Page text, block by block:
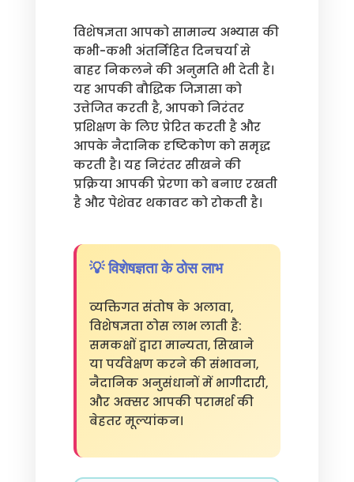
विशेषज्ञता आपको सामान्य अभ्यास की
कभी-कभी अंतर्निहित दिनचर्या से
बाहर निकलने की अनुमति भी देती है।
यह आपकी बौद्धिक जिज्ञासा को
उत्तेजित करती है, आपको निरंतर
प्रशिक्षण के लिए प्रेरित करती है और
आपके नैदानिक दृष्टिकोण को समृद्ध
करती है। यह निरंतर सीखने की
प्रक्रिया आपकी प्रेरणा को बनाए रखती
है और पेशेवर थकावट को रोकती है।
💡 विशेषज्ञता के ठोस लाभ
व्यक्तिगत संतोष के अलावा,
विशेषज्ञता ठोस लाभ लाती है:
समकक्षों द्वारा मान्यता, सिखाने
या पर्यवेक्षण करने की संभावना,
नैदानिक अनुसंधानों में भागीदारी,
और अक्सर आपकी परामर्श की
बेहतर मूल्यांकन।